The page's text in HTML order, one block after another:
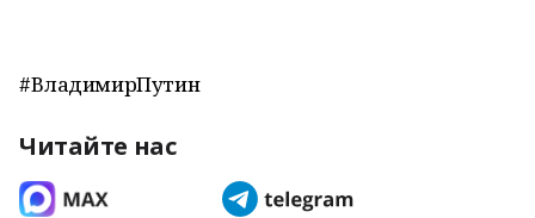
#ВладимирПутин
Читайте нас